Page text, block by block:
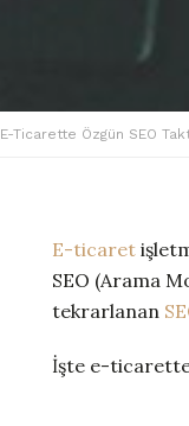
E-Ticarette Özgün SEO
E-ticaret
SEO (Arama
tekrarlanan
İşte e-ticarette